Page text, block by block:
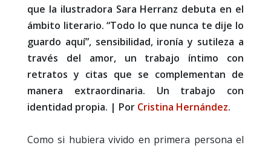
que la ilustradora Sara Herranz debuta en el
ámbito literario. “Todo lo que nunca te dije lo
guardo aquí”, sensibilidad, ironía y sutileza a
través del amor, un trabajo íntimo con
retratos y citas que se complementan de
manera extraordinaria. Un trabajo con
identidad propia. | Por Cristina Hernández.
Como si hubiera vivido en primera persona el